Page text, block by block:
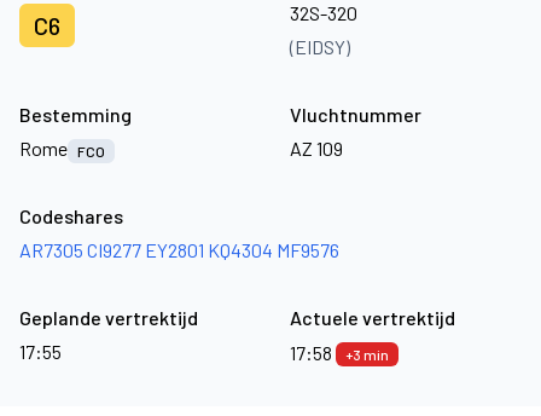
C6
32S-320
(EIDSY)
Bestemming
Rome FCO
Vluchtnummer
AZ 109
Codeshares
AR7305 CI9277 EY2801 KQ4304 MF9576
Geplande vertrektijd
17:55
Actuele vertrektijd
17:58
+3 min